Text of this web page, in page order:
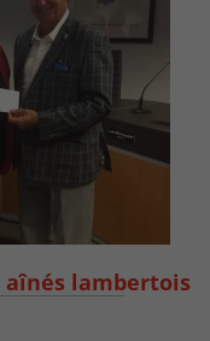
aînés lambertois